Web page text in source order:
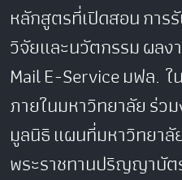
หลักสูตรที่เปิดสอนการ
วิจัยและนวัตกรรมผลง
MailE-Serviceมฟล. ใ
ภายในมหาวิทยาลัยร่ว
มูลนิธิแผนที่มหาวิทยา
พระราชทานปริญญาบัต